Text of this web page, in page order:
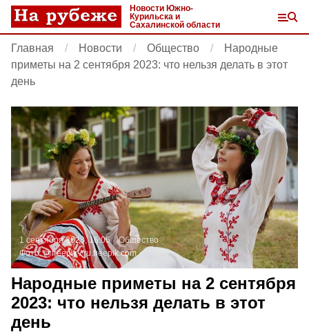
Новости Южно-
Курильска и
Сахалинской области
Главная Новости Общество
Народные
приметы на 2 сентября 2023: что нельзя делать в этот
день
1 сентября 2023, 16:05
Общество
Фото:@freepik /ru.freepik.com
Народные приметы на 2 сентября
2023: что нельзя делать в этот
день